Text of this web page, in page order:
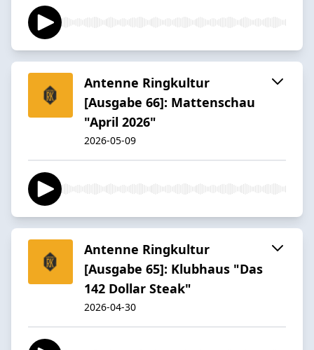
Antenne Ringkultur
[Ausgabe 66]: Mattenschau
"April 2026"
2026-05-09
Antenne Ringkultur
[Ausgabe 65]: Klubhaus "Das
142 Dollar Steak"
2026-04-30